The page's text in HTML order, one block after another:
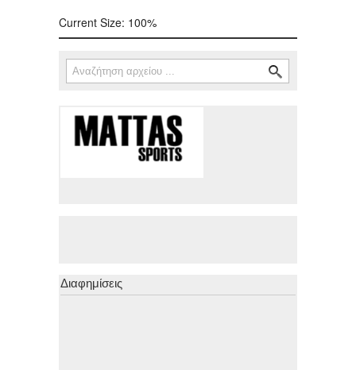
Current Size: 100%
Φόρμα αναζήτησης
Αναζήτηση
Διαφημίσεις